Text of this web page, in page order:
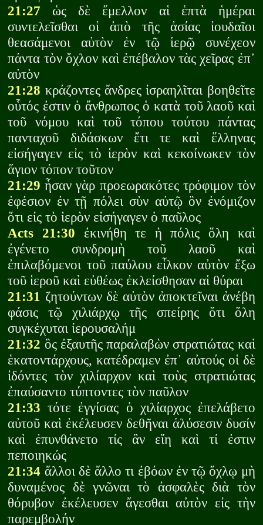
21:27 ὡς δὲ ἔμελλον αἱ ἑπτὰ ἡμέραι
συντελεῖσθαι οἱ ἀπὸ τῆς ἀσίας ἰουδαῖοι
θεασάμενοι αὐτὸν ἐν τῷ ἱερῷ συνέχεον
πάντα τὸν ὄχλον καὶ ἐπέβαλον τὰς χεῖρας ἐπ᾽
αὐτὸν
21:28 κράζοντες ἄνδρες ἰσραηλῖται βοηθεῖτε
οὗτός ἐστιν ὁ ἄνθρωπος ὁ κατὰ τοῦ λαοῦ καὶ
τοῦ νόμου καὶ τοῦ τόπου τούτου πάντας
πανταχοῦ διδάσκων ἔτι τε καὶ ἕλληνας
εἰσήγαγεν εἰς τὸ ἱερὸν καὶ κεκοίνωκεν τὸν
ἅγιον τόπον τοῦτον
21:29 ἦσαν γὰρ προεωρακότες τρόφιμον τὸν
ἐφέσιον ἐν τῇ πόλει σὺν αὐτῷ ὃν ἐνόμιζον
ὅτι εἰς τὸ ἱερὸν εἰσήγαγεν ὁ παῦλος
Acts 21:30 ἐκινήθη τε ἡ πόλις ὅλη καὶ
ἐγένετο συνδρομὴ τοῦ λαοῦ καὶ
ἐπιλαβόμενοι τοῦ παύλου εἷλκον αὐτὸν ἔξω
τοῦ ἱεροῦ καὶ εὐθέως ἐκλείσθησαν αἱ θύραι
21:31 ζητούντων δὲ αὐτὸν ἀποκτεῖναι ἀνέβη
φάσις τῷ χιλιάρχῳ τῆς σπείρης ὅτι ὅλη
συγκέχυται ἰερουσαλήμ
21:32 ὃς ἐξαυτῆς παραλαβὼν στρατιώτας καὶ
ἑκατοντάρχους, κατέδραμεν ἐπ᾽ αὐτούς οἱ δὲ
ἰδόντες τὸν χιλίαρχον καὶ τοὺς στρατιώτας
ἐπαύσαντο τύπτοντες τὸν παῦλον
21:33 τότε ἐγγίσας ὁ χιλίαρχος ἐπελάβετο
αὐτοῦ καὶ ἐκέλευσεν δεθῆναι ἁλύσεσιν δυσίν
καὶ ἐπυνθάνετο τίς ἂν εἴη καὶ τί ἐστιν
πεποιηκώς
21:34 ἄλλοι δὲ ἄλλο τι ἐβόων ἐν τῷ ὄχλῳ μὴ
δυναμένος δὲ γνῶναι τὸ ἀσφαλὲς διὰ τὸν
θόρυβον ἐκέλευσεν ἄγεσθαι αὐτὸν εἰς τὴν
παρεμβολήν